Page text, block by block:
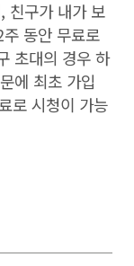
, 친구가 내가 보
주 동안 무료로
초대의 경우 하
에 최초 가입
로 시청이 가능